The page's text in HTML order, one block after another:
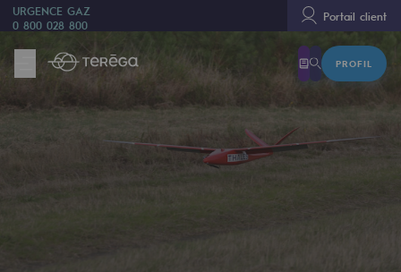
URGENCE GAZ
0 800 028 800
Portail client
PROFIL
Nous sommes
Nous sommes
80 ans d'histoire